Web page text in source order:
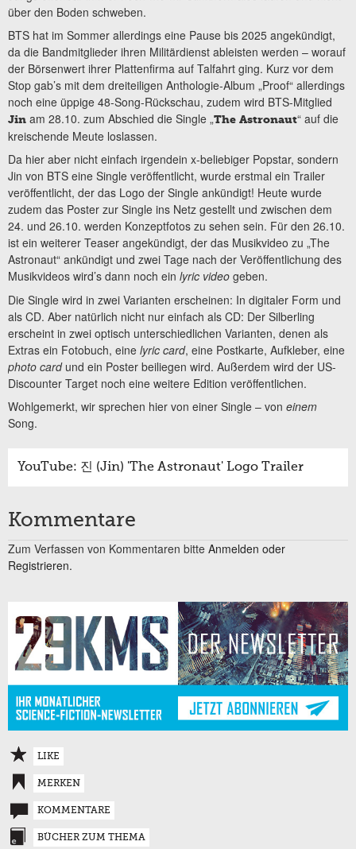
über den Boden schweben.
BTS hat im Sommer allerdings eine Pause bis 2025 angekündigt,
da die Bandmitglieder ihren Militärdienst ableisten werden – worauf
der Börsenwert ihrer Plattenfirma auf Talfahrt ging. Kurz vor dem
Stop gab’s mit dem dreiteiligen Anthologie-Album „Proof“ allerdings
noch eine üppige 48-Song-Rückschau, zudem wird BTS-Mitglied
Jin am 28.10. zum Abschied die Single „The Astronaut“ auf die
kreischende Meute loslassen.
Da hier aber nicht einfach irgendein x-beliebiger Popstar, sondern
Jin von BTS eine Single veröffentlicht, wurde erstmal ein Trailer
veröffentlicht, der das Logo der Single ankündigt! Heute wurde
zudem das Poster zur Single ins Netz gestellt und zwischen dem
24. und 26.10. werden Konzeptfotos zu sehen sein. Für den 26.10.
ist ein weiterer Teaser angekündigt, der das Musikvideo zu „The
Astronaut“ ankündigt und zwei Tage nach der Veröffentlichung des
Musikvideos wird’s dann noch ein lyric video geben.
Die Single wird in zwei Varianten erscheinen: In digitaler Form und
als CD. Aber natürlich nicht nur einfach als CD: Der Silberling
erscheint in zwei optisch unterschiedlichen Varianten, denen als
Extras ein Fotobuch, eine lyric card, eine Postkarte, Aufkleber, eine
photo cardund ein Poster beiliegen wird. Außerdem wird der US-
Discounter Target noch eine weitere Edition veröffentlichen.
Wohlgemerkt, wir sprechen hier von einer Single – von einem
Song.
YouTube: 진 (Jin) 'The Astronaut' Logo Trailer
Kommentare
Zum Verfassen von Kommentaren bitte Anmelden oder
Registrieren.
LIKE
MERKEN
KOMMENTARE
BÜCHER ZUM THEMA